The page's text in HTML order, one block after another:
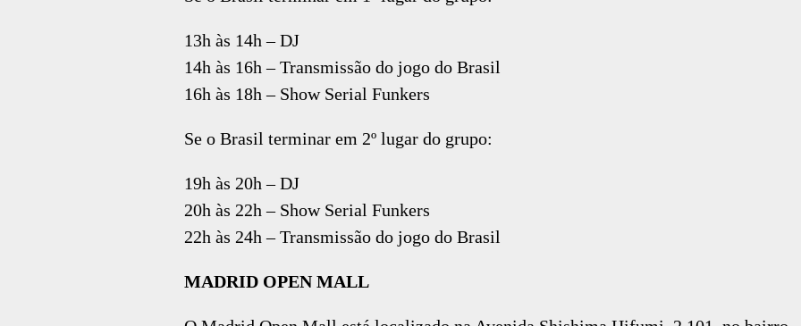
13h às 14h – DJ
14h às 16h – Transmissão do jogo do Brasil
16h às 18h – Show Serial Funkers
Se o Brasil terminar em 2º lugar do grupo:
19h às 20h – DJ
20h às 22h – Show Serial Funkers
22h às 24h – Transmissão do jogo do Brasil
MADRID OPEN MALL